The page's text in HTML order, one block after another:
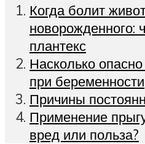
Когда болит
новорожденного:
плантекс
Насколько
при беременности
Причины
Применение
вред или польза?